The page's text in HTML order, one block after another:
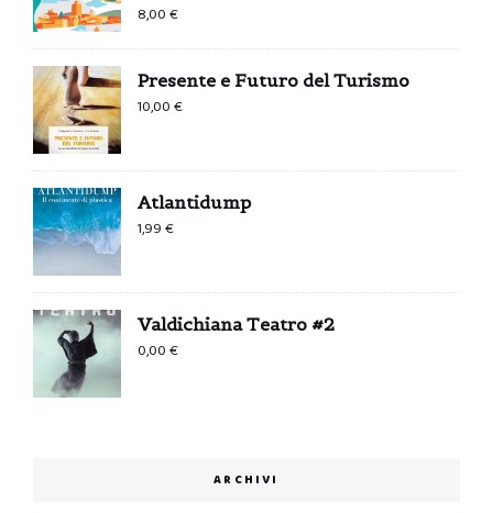
8,00€
Presente e Futuro del Turismo
10,00€
Atlantidump
1,99€
Valdichiana Teatro #2
0,00€
ARCHIVI